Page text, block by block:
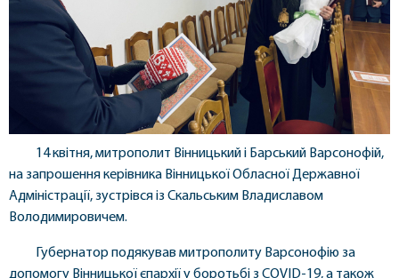
14 квітня, митрополит Вінницький і Барський Варсонофій,
на запрошення керівника Вінницької Обласної Державної
Адміністрації, зустрівся із Скальським Владиславом
Володимировичем.
Губернатор подякував митрополиту Варсонофію за
допомогу Вінницької єпархії у боротьбі з COVID-19, а також